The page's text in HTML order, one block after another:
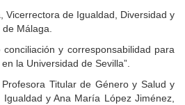
de Igualdad, Diversidad y
Málaga.
y corresponsabilidad para
la Universidad de Sevilla”.
Titular de Género y Salud y
y Ana María López Jiménez,